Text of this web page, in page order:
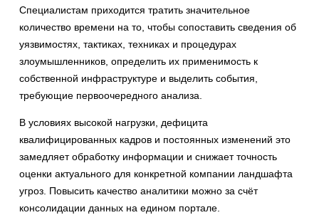
Специалистам приходится тратить значительное
количество времени на то, чтобы сопоставить сведения об
уязвимостях, тактиках, техниках и процедурах
злоумышленников, определить их применимость к
собственной инфраструктуре и выделить события,
требующие первоочередного анализа.
В условиях высокой нагрузки, дефицита
квалифицированных кадров и постоянных изменений это
замедляет обработку информации и снижает точность
оценки актуального для конкретной компании ландшафта
угроз. Повысить качество аналитики можно за счёт
консолидации данных на едином портале.